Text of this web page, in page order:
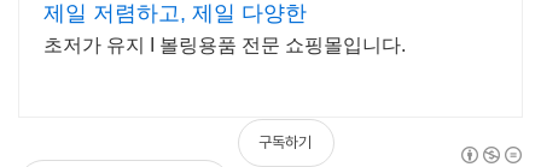
제일 저렴하고, 제일 다양한
초저가 유지 I 볼링용품 전문 쇼핑몰입니다.
구독하기